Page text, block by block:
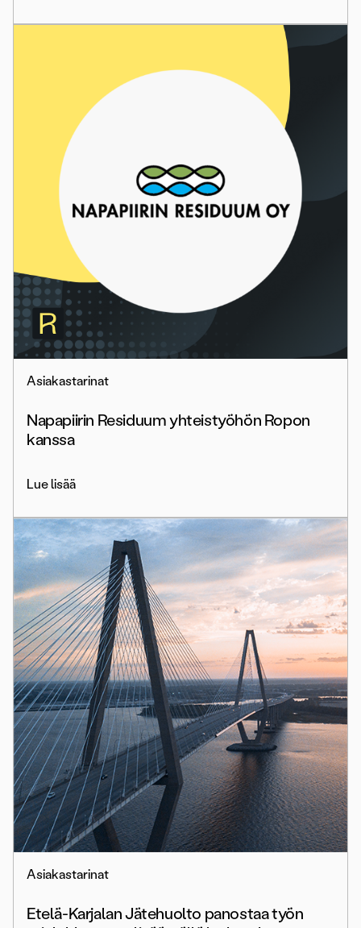
Asiakastarinat
Napapiirin Residuum yhteistyöhön Ropon
kanssa
Lue lisää
Asiakastarinat
Etelä-Karjalan Jätehuolto panostaa työn